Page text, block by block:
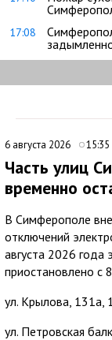
17:08
6 августа 2026 15:35
Часть улиц
временно
В Симферополе
отключений
августа 2026 года
приостановлено с
ул. Крылова, 131а,
ул. Петровская